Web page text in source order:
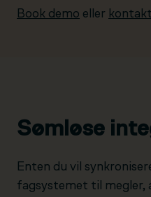
Book demo eller
Sømløse
Enten du vil
fagsystemet til megler,